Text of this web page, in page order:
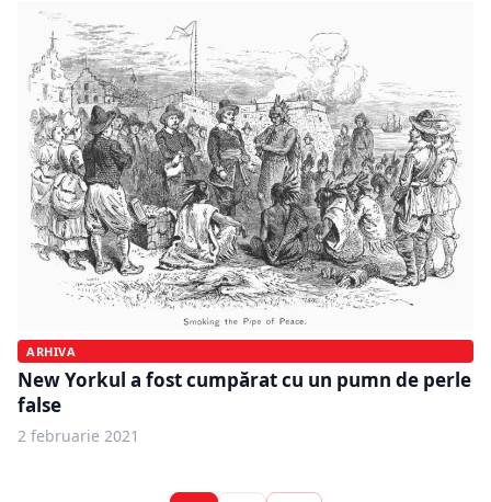
ARHIVA
New Yorkul a fost cumpărat cu un pumn de perle
false
2 februarie 2021